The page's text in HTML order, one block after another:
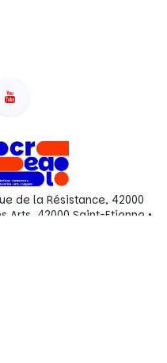
de la Résistance, 42000
Arts, 42000 Saint-Etienne •